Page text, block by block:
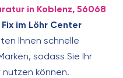
in Koblenz, 56068
Fix im Löhr Center
Ihnen schnelle
sodass Sie Ihr
können.